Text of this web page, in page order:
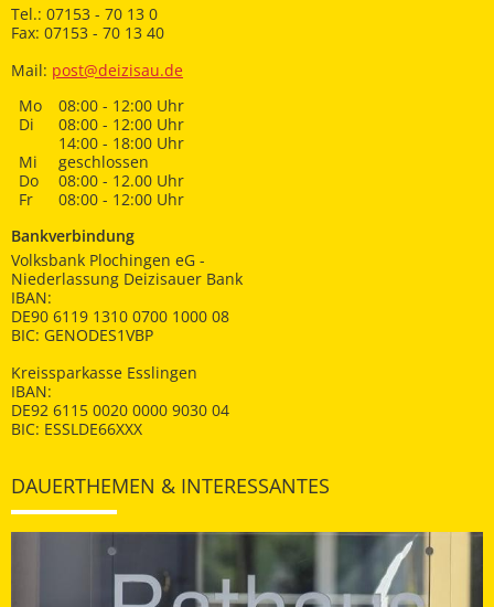
Tel.: 07153 - 70 13 0
Fax: 07153 - 70 13 40
Mail: post@deizisau.de
Mo
08:00 - 12:00 Uhr
Di
08:00 - 12:00 Uhr
14:00 - 18:00 Uhr
Mi
geschlossen
Do
08:00 - 12.00 Uhr
Fr
08:00 - 12:00 Uhr
Bankverbindung
Volksbank Plochingen eG -
Niederlassung Deizisauer Bank
IBAN:
DE90 6119 1310 0700 1000 08
BIC: GENODES1VBP
Kreissparkasse Esslingen
IBAN:
DE92 6115 0020 0000 9030 04
BIC: ESSLDE66XXX
DAUERTHEMEN & INTERESSANTES